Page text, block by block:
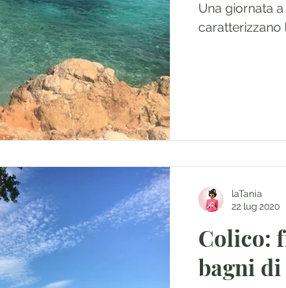
Una giornata
caratterizzano
Colico:
bagni di
laTania
22 lug 2020